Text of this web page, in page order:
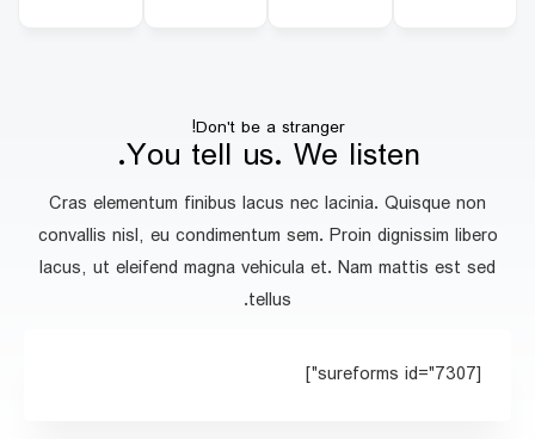
Don't be a stranger!
You tell us. We listen.
Cras elementum finibus lacus nec lacinia. Quisque non
convallis nisl, eu condimentum sem. Proin dignissim libero
lacus, ut eleifend magna vehicula et. Nam mattis est sed
tellus.
[sureforms id="7307"]